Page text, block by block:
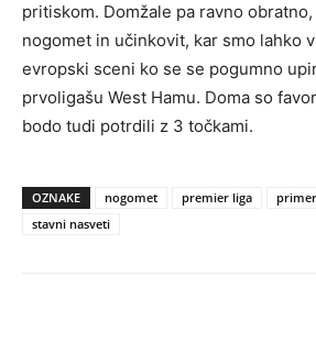
pritiskom. Domžale pa ravno
nogomet in učinkovit, kar smo lahko
evropski sceni ko se se pogumno
prvoligašu West Hamu. Doma so
bodo tudi potrdili z 3 točkami.
OZNAKE nogomet premier liga
stavni nasveti